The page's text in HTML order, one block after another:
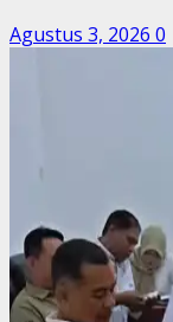
Agustus 3, 2026 0